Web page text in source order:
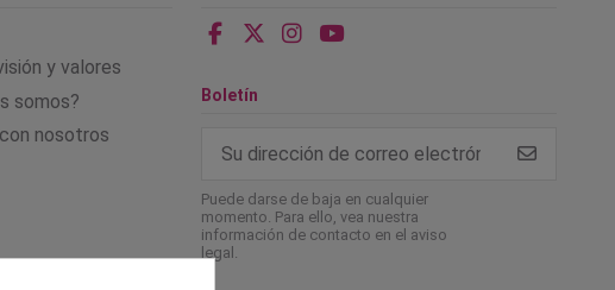
y valores
somos?
nosotros
Boletín
Puede darse de baja en cualquier
momento. Para ello, vea nuestra
información de contacto en el aviso
legal.